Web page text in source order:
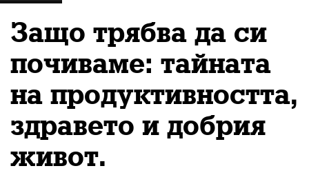
Защо трябва да си
почиваме: тайната
на продуктивността,
здравето и добрия
живот.